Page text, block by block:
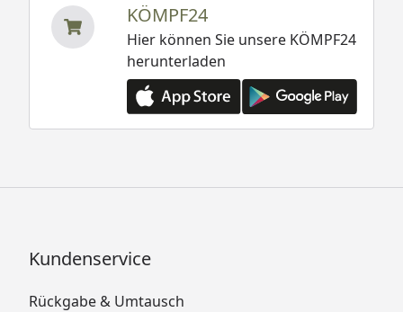
KÖMPF24
Hier können Sie unsere KÖMPF24
herunterladen
Kundenservice
Rückgabe & Umtausch